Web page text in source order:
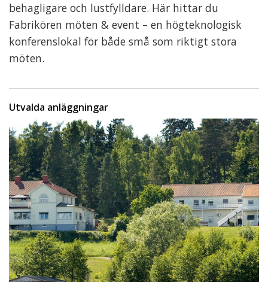
behagligare och lustfylldare. Här hittar du
Fabrikören möten & event – en högteknologisk
konferenslokal för både små som riktigt stora
möten.
Utvalda anläggningar